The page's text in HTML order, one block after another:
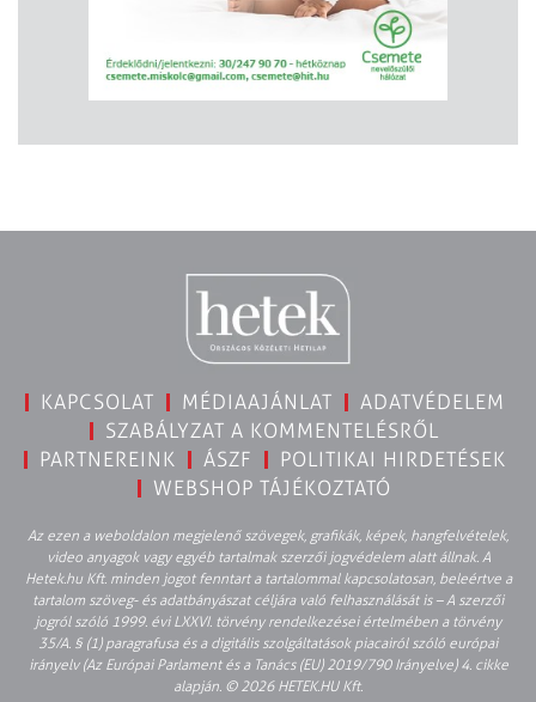
KAPCSOLAT MÉDIAAJÁNLAT
ADATVÉDELEM
SZABÁLYZAT A KOMMENTELÉSRŐL
PARTNEREINK
ÁSZF
POLITIKAI HIRDETÉSEK
WEBSHOP TÁJÉKOZTATÓ
Az ezen a weboldalon megjelenő szövegek, grafikák, képek, hangfelvételek,
video anyagok vagy egyéb tartalmak szerzői jogvédelem alatt állnak. A
Hetek.hu Kft. minden jogot fenntart a tartalommal kapcsolatosan, beleértve a
tartalom szöveg- és adatbányászat céljára való felhasználását is – A szerzői
jogról szóló 1999. évi LXXVI. törvény rendelkezései értelmében a törvény
35/A. § (1) paragrafusa és a digitális szolgáltatások piacairól szóló európai
irányelv (Az Európai Parlament és a Tanács (EU) 2019/790 Irányelve) 4. cikke
alapján. © 2026 HETEK.HU Kft.